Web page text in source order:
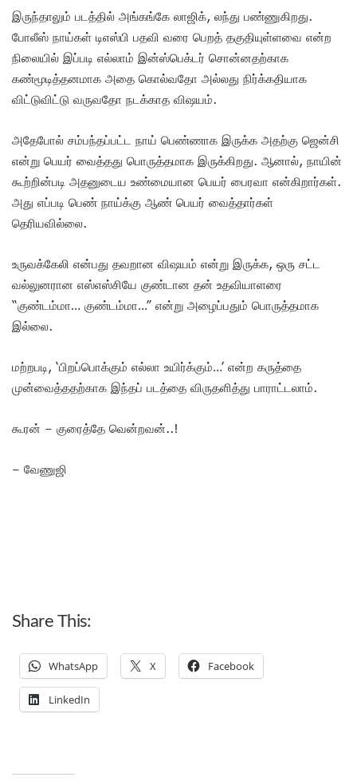
இருந்தாலும் படத்தில் அங்கங்கே லாஜிக், லந்து பண்ணுகிறது.
போலீஸ் நாய்கள் டிஎஸ்பி பதவி வரை பெறத் தகுதியுள்ளவை என்ற
நிலையில் இப்படி எல்லாம் இன்ஸ்பெக்டர் சொன்னதற்காக
கண்மூடித்தனமாக அதை கொல்வதோ அல்லது நிர்க்கதியாக
விட்டுவிட்டு வருவதோ நடக்காத விஷயம்.
அதேபோல் சம்பந்தப்பட்ட நாய் பெண்ணாக இருக்க அதற்கு ஜென்சி
என்று பெயர் வைத்தது பொருத்தமாக இருக்கிறது. ஆனால், நாயின்
கூற்றின்படி அதனுடைய உண்மையான பெயர் பைரவா என்கிறார்கள்.
அது எப்படி பெண் நாய்க்கு ஆண் பெயர் வைத்தார்கள்
தெரியவில்லை.
உருவக்கேலி என்பது தவறான விஷயம் என்று இருக்க, ஒரு சட்ட
வல்லுனரான எஸ்எஸ்சியே குண்டான தன் உதவியாளரை
“குண்டம்மா… குண்டம்மா…” என்று அழைப்பதும் பொருத்தமாக
இல்லை.
மற்றபடி, ‘பிறப்பொக்கும் எல்லா உயிர்க்கும்…’ என்ற கருத்தை
முன்வைத்ததற்காக இந்தப் படத்தை விருதளித்து பாராட்டலாம்.
கூரன் – குரைத்தே வென்றவன்..!
– வேணுஜி
Share This:
WhatsApp X Facebook
LinkedIn